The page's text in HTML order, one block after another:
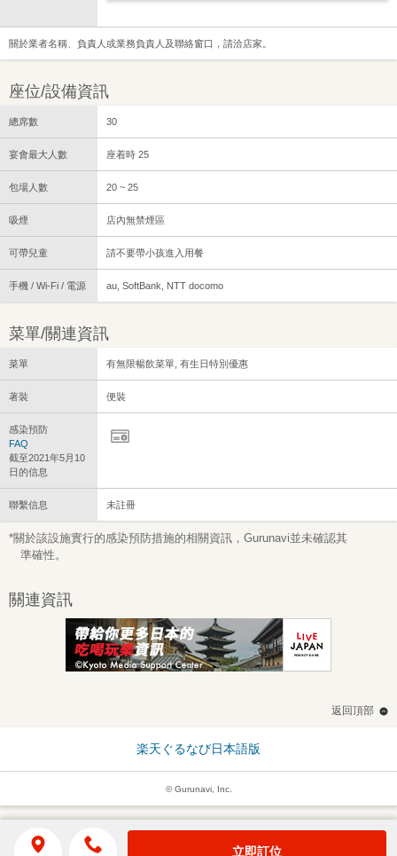
關於業者名稱、負責人或業務負責人及聯絡窗口，請洽店家。
座位/設備資訊
總席數 30
宴會最大人數 座着時 25
包場人數 20 ~ 25
吸煙 店內無禁煙區
可帶兒童 請不要帶小孩進入用餐
手機 / Wi-Fi / 電源 au, SoftBank, NTT docomo
菜單/關連資訊
菜單 有無限暢飲菜單, 有生日特別優惠
著裝 便裝
感染預防
FAQ
截至2021年5月10
日的信息
聯繫信息 未註冊
*關於該設施實行的感染預防措施的相關資訊，Gurunavi並未確認其
準確性。
關連資訊
返回頂部
楽天ぐるなび日本語版
© Gurunavi, Inc.
立即訂位